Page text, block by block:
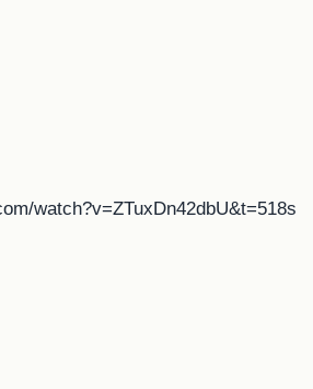
watch?v=ZTuxDn42dbU&t=518s